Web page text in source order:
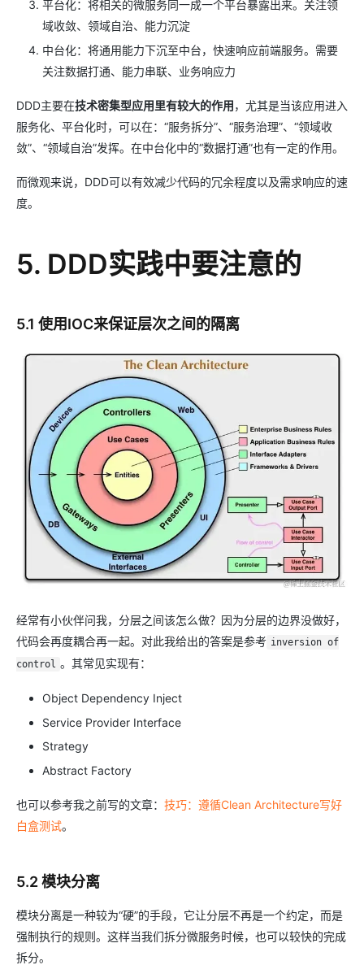
平台化：将相关的微服务同一成一个平台暴露出来。关注领
域收敛、领域自治、能力沉淀
中台化：将通用能力下沉至中台，快速响应前端服务。需要
关注数据打通、能力串联、业务响应力
DDD主要在技术密集型应用里有较大的作用，尤其是当该应用进入
服务化、平台化时，可以在：“服务拆分”、“服务治理”、“领域收
敛”、“领域自治”发挥。在中台化中的“数据打通”也有一定的作用。
而微观来说，DDD可以有效减少代码的冗余程度以及需求响应的速
度。
5. DDD实践中要注意的
5.1 使用IOC来保证层次之间的隔离
经常有小伙伴问我，分层之间该怎么做？因为分层的边界没做好，
代码会再度耦合再一起。对此我给出的答案是参考 inversion of
control 。其常见实现有：
Object Dependency Inject
Service Provider Interface
Strategy
Abstract Factory
也可以参考我之前写的文章： 技巧：遵循Clean Architecture写好
白盒测试。
5.2 模块分离
模块分离是一种较为“硬”的手段，它让分层不再是一个约定，而是
强制执行的规则。这样当我们拆分微服务时候，也可以较快的完成
拆分。